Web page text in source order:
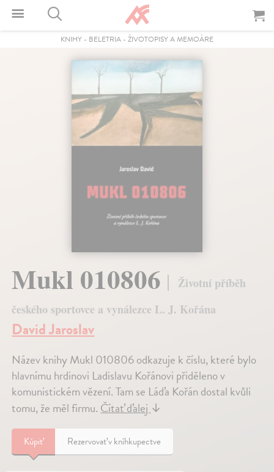
KNIHY - BELETRIA - ŽIVOTOPISY A MEMOÁRE
Mukl 010806
Životní příběh
českého sportovce a vynálezce L. J. Kořána
David Jaroslav
Název knihy Mukl 010806 odkazuje k číslu, které bylo
hlavnímu hrdinovi Ladislavu Kořánovi přiděleno v
komunistickém vězení. Tam se Láďa Kořán dostal kvůli
tomu, že měl firmu.Čítať ďalej↓
Kúpiť Rezervovať v kníhkupectve